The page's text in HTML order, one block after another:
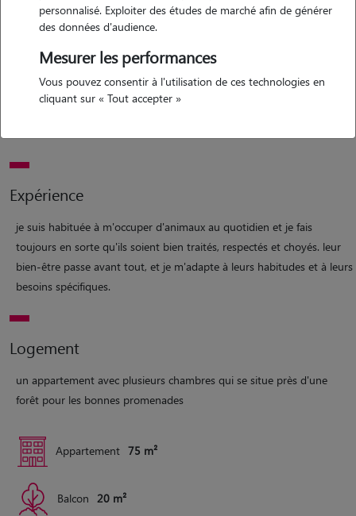
vacances, en week-end, ou vous avez un imprévu ? je propose la
garde de vos animaux à tout moment, 7 jours sur 7, 24 heures sur
24. ? chiens ? chats ? oiseaux ? rongeurs (et autres petits
beaucoup d'attention ? animaux choyés comme s'ils étaient les
Expérience
je suis habituée à m'occuper d'animaux au quotidien et je fais
toujours en sorte qu'ils soient bien traités, respectés et choyés. leur
bien-être passe avant tout, et je m'adapte à leurs habitudes et à leurs
besoins spécifiques.
Logement
un appartement avec plusieurs chambres qui se situe près d'une
forêt pour les bonnes promenades
Appartement 75 m²
Balcon 20 m²
personnalisé. Exploiter des études de marché afin de générer
des données d'audience.
Mesurer les performances
Vous pouvez consentir à l'utilisation de ces technologies en
cliquant sur « Tout accepter »